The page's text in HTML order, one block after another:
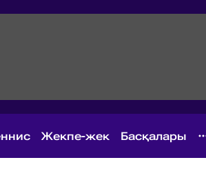
Жекпе-жек Басқалары